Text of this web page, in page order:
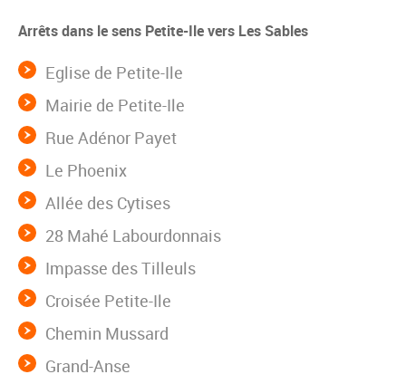
Arrêts dans le sens Petite-Ile vers Les Sables
Eglise de Petite-Ile
Mairie de Petite-Ile
Rue Adénor Payet
Le Phoenix
Allée des Cytises
28 Mahé Labourdonnais
Impasse des Tilleuls
Croisée Petite-Ile
Chemin Mussard
Grand-Anse